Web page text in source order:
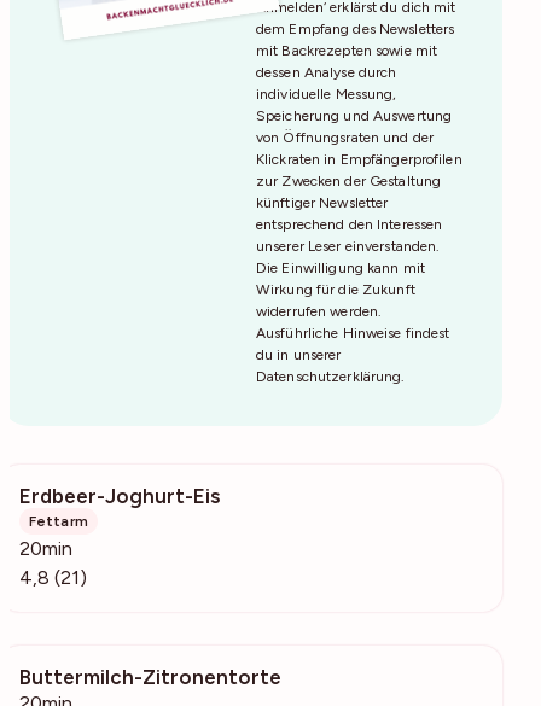
Anmelden‘ erklärst du dich mit
dem Empfang des Newsletters
mit Backrezepten sowie mit
dessen Analyse durch
individuelle Messung,
Speicherung und Auswertung
von Öffnungsraten und der
Klickraten in Empfängerprofilen
zur Zwecken der Gestaltung
künftiger Newsletter
entsprechend den Interessen
unserer Leser einverstanden.
Die Einwilligung kann mit
Wirkung für die Zukunft
widerrufen werden.
Ausführliche Hinweise findest
du in unserer
Datenschutzerklärung
Erdbeer-Joghurt-Eis
Fettarm
20min
4,8 (21)
Buttermilch-Zitronentorte